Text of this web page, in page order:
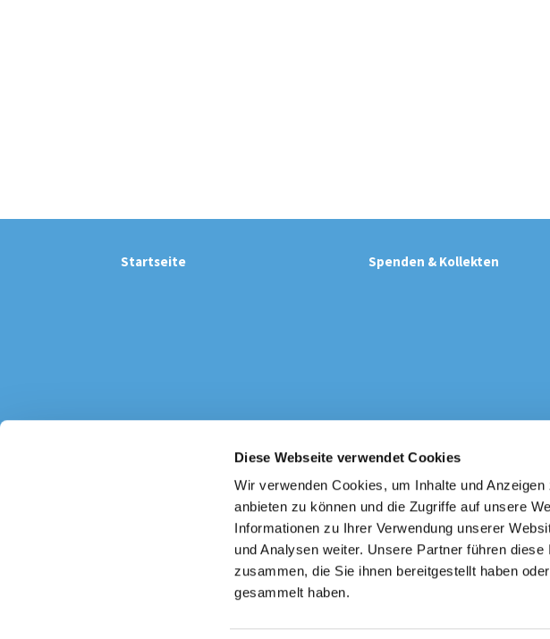
Diese Webseite verwendet Cookies
Wir verwenden Cookies, um Inhalte und
anbieten zu können und die Zugriffe auf unsere
Informationen zu Ihrer Verwendung unserer
und Analysen weiter. Unsere Partner führen
zusammen, die Sie ihnen bereitgestellt haben
gesammelt haben.
Startseite Spenden & Kollekten
Katholische Kirchengemeinde /
Am
Kontakt|Impressum